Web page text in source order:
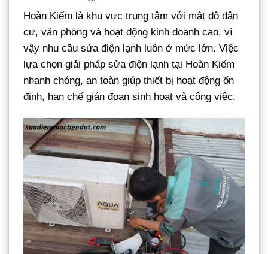
Hoàn Kiếm là khu vực trung tâm với mật độ dân
cư, văn phòng và hoạt động kinh doanh cao, vì
vậy nhu cầu sửa điện lạnh luôn ở mức lớn. Việc
lựa chọn giải pháp sửa điện lạnh tại Hoàn Kiếm
nhanh chóng, an toàn giúp thiết bị hoạt động ổn
định, hạn chế gián đoạn sinh hoạt và công việc.